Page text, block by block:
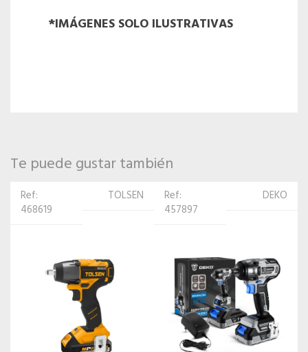
*IMÁGENES SOLO ILUSTRATIVAS
Te puede gustar también
Ref:
468619
TOLSEN
Ref:
457897
DEKO